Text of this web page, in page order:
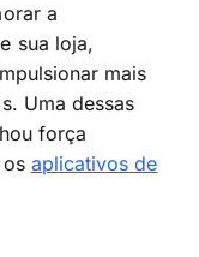
a
sua loja,
mais
Uma dessas
força
aplicativos de